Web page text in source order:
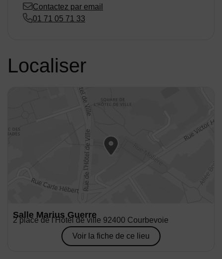
Contactez par email
01 71 05 71 33
Localiser
Salle Marius Guerre
Adresse :
2 place de l'Hôtel de ville 92400 Courbevoie
Voir la fiche de ce lieu